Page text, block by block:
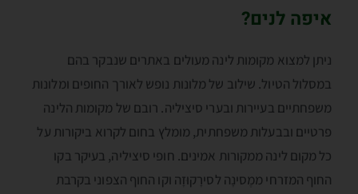
איפה לנים?
ניתן למצוא מקומות לינה מעולים באתרים שנבקר בהם
במסלול הטיול. שילוב של מלונות נופש לאורך החופים ומלונות
משפחתיים בעיירות ובערי סיציליה. רובם של מקומות הלינה
פרטיים ובבעלות משפחתית, מומלץ בחום לקרוא ביקורות על
כל מקום לינה ממקורות אמינים. חופי סיציליה, בעיקר בקו
החוף המזרחי ממֶסינָה לסירָקוּזָה וקו החוף הצפוני בקרבת